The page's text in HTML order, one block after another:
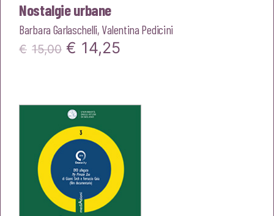
Nostalgie urbane
Barbara Garlaschelli, Valentina Pedicini
€ 15,00 Il
era:
€15,00.
€ 14,25